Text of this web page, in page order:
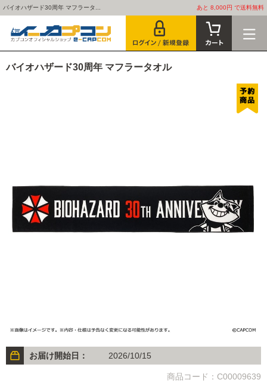
バイオハザード30周年 マフラータ... あと 8,000円 で送料無料
バイオハザード30周年 マフラータオル
お届け開始日： 2026/10/15
商品コード：C00009639